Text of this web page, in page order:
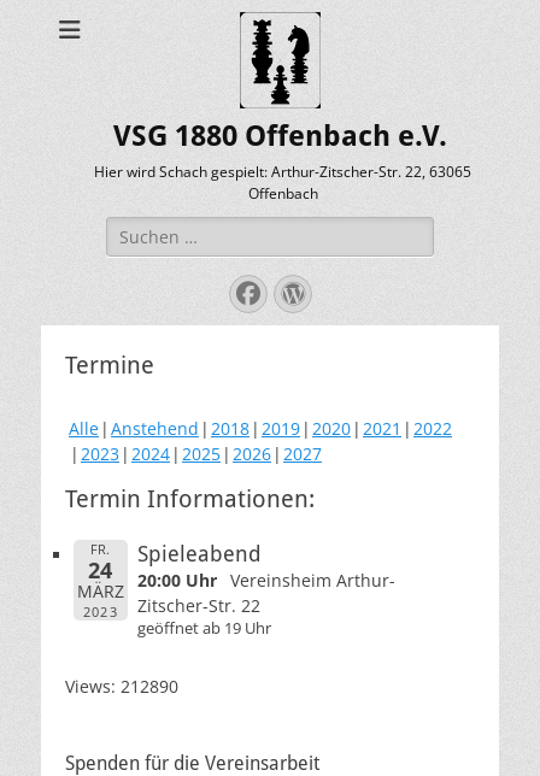
VSG 1880 Offenbach e.V.
Hier wird Schach gespielt: Arthur-Zitscher-Str. 22, 63065
Offenbach
Suche
nach:
Facebook
WordPress
Termine
Alle Anstehend 2018 2019 2020 2021
2022
2023 2024 2025 2026 2027
Termin Informationen:
FR.
24
MÄRZ
2023
Spieleabend
20:00 Uhr Vereinsheim Arthur-
Zitscher-Str. 22
geöffnet ab 19 Uhr
Views: 212890
Spenden für die Vereinsarbeit